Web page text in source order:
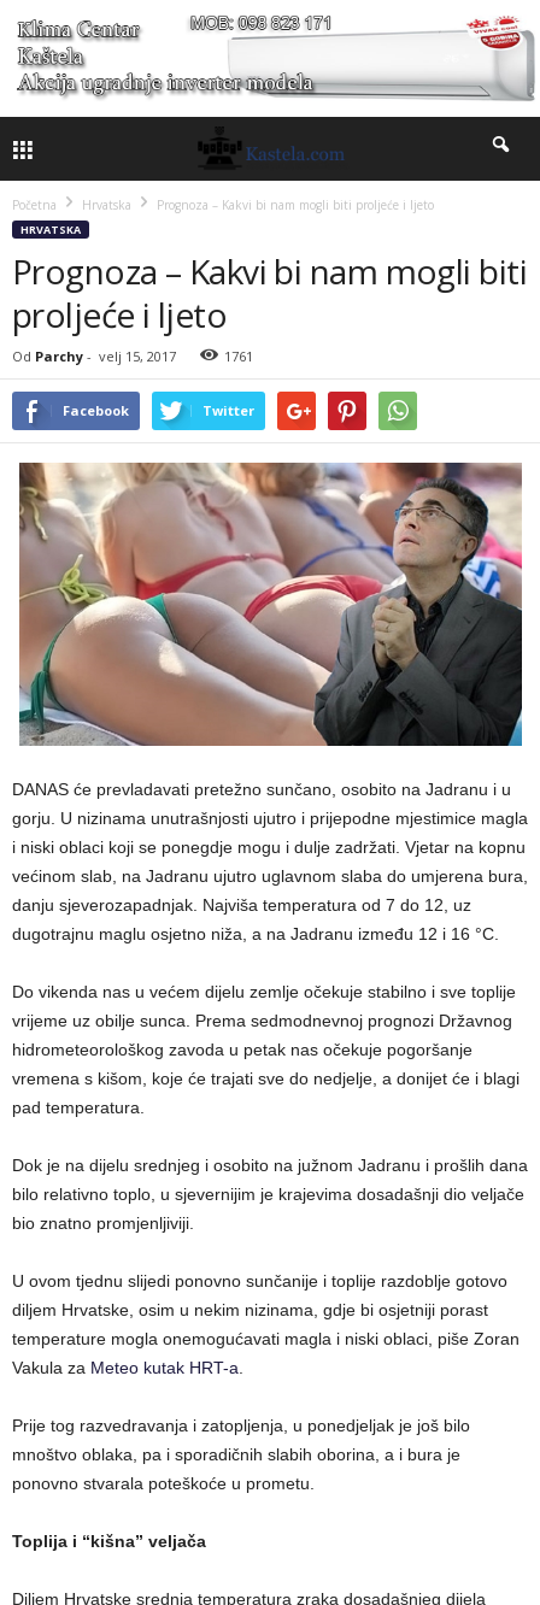
Početna Hrvatska Prognoza – Kakvi bi nam mogli biti proljeće i ljeto
HRVATSKA
Prognoza – Kakvi bi nam mogli biti
proljeće i ljeto
Od Parchy - velj 15, 2017 1761
Facebook Twitter
DANAS će prevladavati pretežno sunčano, osobito na Jadranu i u
gorju. U nizinama unutrašnjosti ujutro i prijepodne mjestimice magla
i niski oblaci koji se ponegdje mogu i dulje zadržati. Vjetar na kopnu
većinom slab, na Jadranu ujutro uglavnom slaba do umjerena bura,
danju sjeverozapadnjak. Najviša temperatura od 7 do 12, uz
dugotrajnu maglu osjetno niža, a na Jadranu između 12 i 16 °C.
Do vikenda nas u većem dijelu zemlje očekuje stabilno i sve toplije
vrijeme uz obilje sunca. Prema sedmodnevnoj prognozi Državnog
hidrometeorološkog zavoda u petak nas očekuje pogoršanje
vremena s kišom, koje će trajati sve do nedjelje, a donijet će i blagi
pad temperatura.
Dok je na dijelu srednjeg i osobito na južnom Jadranu i prošlih dana
bilo relativno toplo, u sjevernijim je krajevima dosadašnji dio veljače
bio znatno promjenljiviji.
U ovom tjednu slijedi ponovno sunčanije i toplije razdoblje gotovo
diljem Hrvatske, osim u nekim nizinama, gdje bi osjetniji porast
temperature mogla onemogućavati magla i niski oblaci, piše Zoran
Vakula za Meteo kutak HRT-a
Prije tog razvedravanja i zatopljenja, u ponedjeljak je još bilo
mnoštvo oblaka, pa i sporadičnih slabih oborina, a i bura je
ponovno stvarala poteškoće u prometu.
Toplija i “kišna” veljača
Diljem Hrvatske srednja temperatura zraka dosadašnjeg dijela